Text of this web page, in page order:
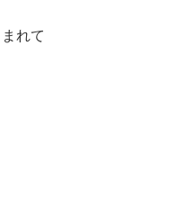
れて